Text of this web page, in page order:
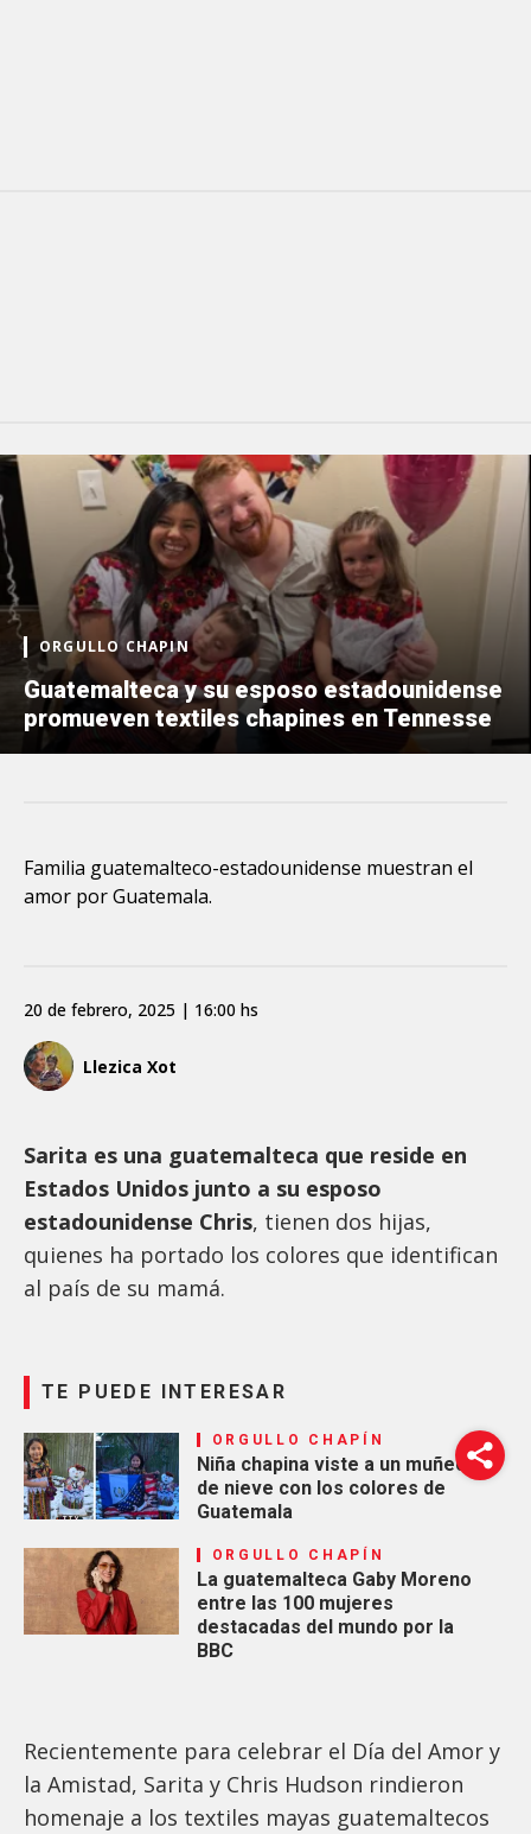
ORGULLO CHAPIN
Guatemalteca y su esposo estadounidense
promueven textiles chapines en Tennesse
Familia guatemalteco-estadounidense muestran el
amor por Guatemala.
Llezica Xot
20 de febrero, 2025 | 16:00 hs
Sarita es una guatemalteca que reside en
Estados Unidos junto a su esposo
estadounidense Chris, tienen dos hijas,
quienes ha portado los colores que identifican
al país de su mamá.
TE PUEDE INTERESAR
ORGULLO CHAPÍN
Niña chapina viste a un muñeco
de nieve con los colores de
Guatemala
ORGULLO CHAPÍN
La guatemalteca Gaby Moreno
entre las 100 mujeres
destacadas del mundo por la
BBC
Recientemente para celebrar el Día del Amor y
la Amistad, Sarita y Chris Hudson rindieron
homenaje a los textiles mayas guatemaltecos